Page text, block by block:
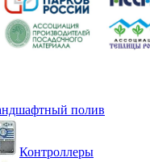
полив
Контроллеры